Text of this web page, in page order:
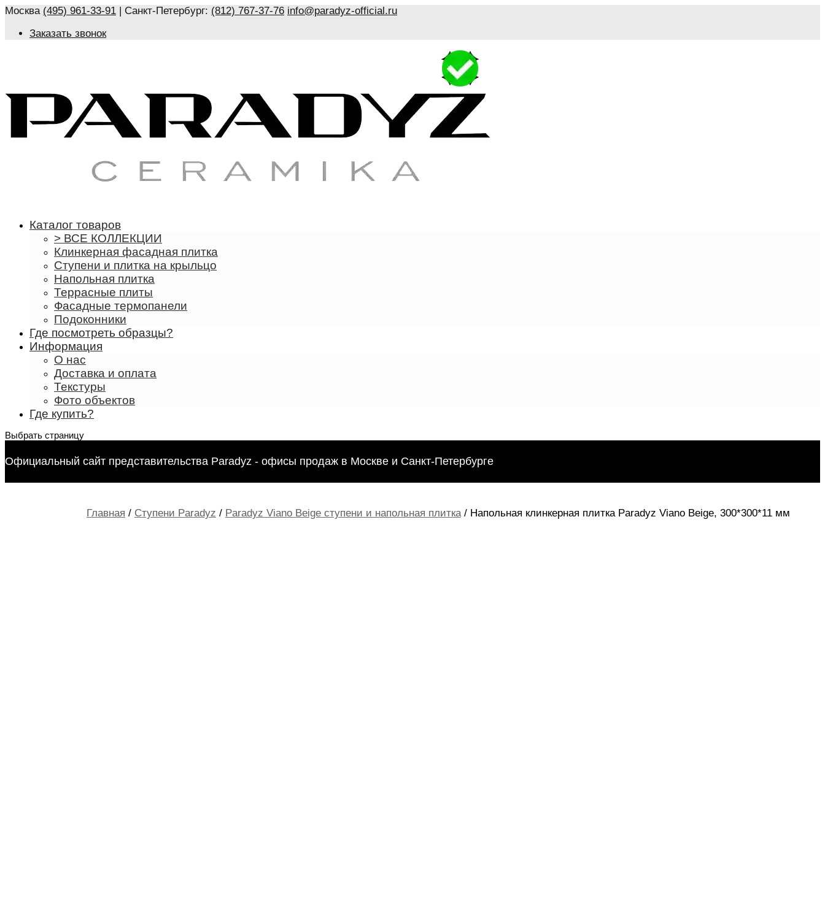
Москва (495) 961-33-91 | Санкт-Петербург: (812) 767-37-76 info@paradyz-official.ru
Заказать звонок
Каталог товаров
> ВСЕ КОЛЛЕКЦИИ
Клинкерная фасадная плитка
Ступени и плитка на крыльцо
Напольная плитка
Террасные плиты
Фасадные термопанели
Подоконники
Где посмотреть образцы?
Информация
О нас
Доставка и оплата
Текстуры
Фото объектов
Где купить?
Выбрать страницу
Официальный сайт представительства Paradyz - офисы продаж в Москве и Санкт-Петербурге
Главная / Ступени Paradyz / Paradyz Viano Beige ступени и напольная плитка/ Напольная клинкерная плитка Paradyz Viano Beige, 300*300*11 мм